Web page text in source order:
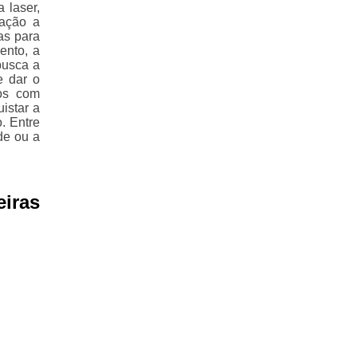
laser,
a
para
a
a
dar o
com
a
Entre
ou a